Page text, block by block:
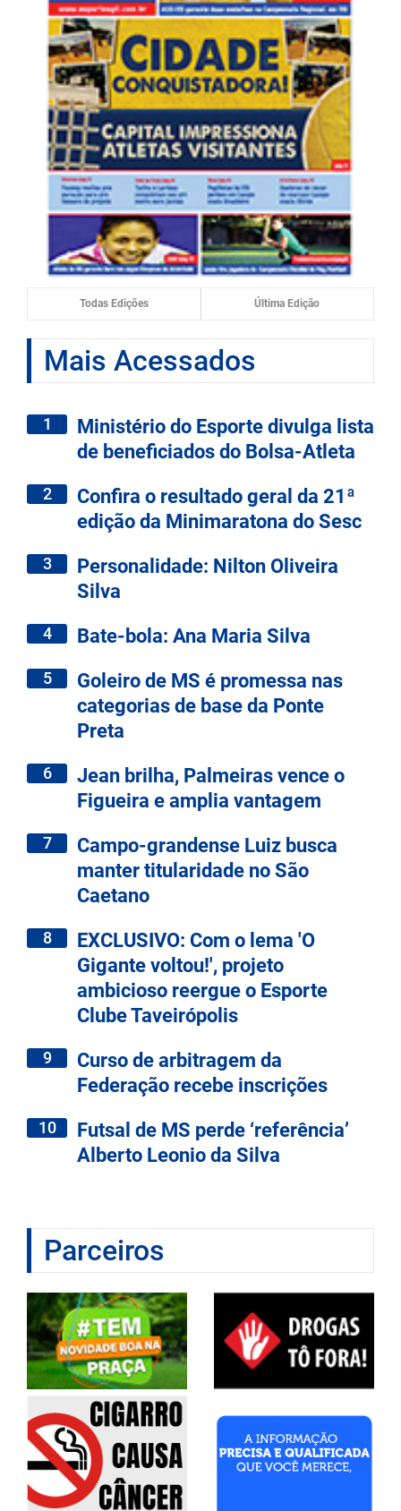
Todas Edições Última Edição
Mais Acessados
1
Ministério do Esporte divulga lista
de beneficiados do Bolsa-Atleta
2
Confira o resultado geral da 21ª
edição da Minimaratona do Sesc
3
Personalidade: Nilton Oliveira
Silva
4 Bate-bola: Ana Maria Silva
5
Goleiro de MS é promessa nas
categorias de base da Ponte
Preta
6
Jean brilha, Palmeiras vence o
Figueira e amplia vantagem
7
Campo-grandense Luiz busca
manter titularidade no São
Caetano
8
EXCLUSIVO: Com o lema 'O
Gigante voltou!', projeto
ambicioso reergue o Esporte
Clube Taveirópolis
9
Curso de arbitragem da
Federação recebe inscrições
10
Futsal de MS perde ‘referência’
Alberto Leonio da Silva
Parceiros